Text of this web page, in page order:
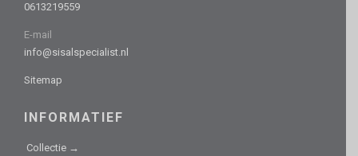
0613219559
E-mail
info@sisalspecialist.nl
Sitemap
INFORMATIEF
Collectie →